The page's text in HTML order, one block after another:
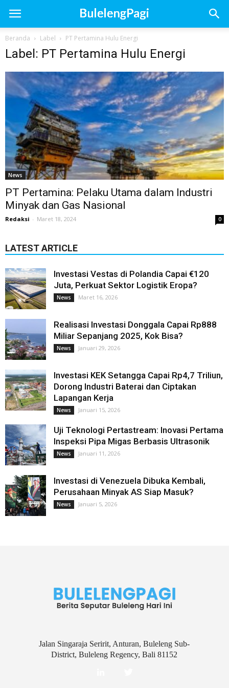
Beranda Label PT Pertamina Hulu Energi
Label: PT Pertamina Hulu Energi
News
PT Pertamina: Pelaku Utama dalam Industri
Minyak dan Gas Nasional
Redaksi - Maret 18, 2024 0
LATEST ARTICLE
Investasi Vestas di Polandia Capai €120
Juta, Perkuat Sektor Logistik Eropa?
News Maret 16, 2026
Realisasi Investasi Donggala Capai Rp888
Miliar Sepanjang 2025, Kok Bisa?
News Januari 29, 2026
Investasi KEK Setangga Capai Rp4,7 Triliun,
Dorong Industri Baterai dan Ciptakan
Lapangan Kerja
News Januari 15, 2026
Uji Teknologi Pertastream: Inovasi Pertama
Inspeksi Pipa Migas Berbasis Ultrasonik
News Januari 11, 2026
Investasi di Venezuela Dibuka Kembali,
Perusahaan Minyak AS Siap Masuk?
News Januari 5, 2026
Jalan Singaraja Seririt, Anturan, Buleleng Sub-
District, Buleleng Regency, Bali 81152